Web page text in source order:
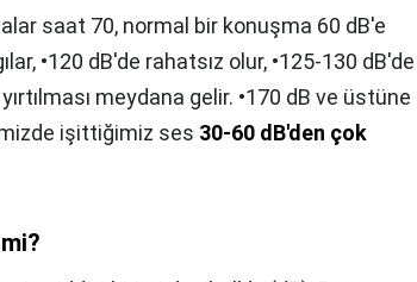
saat 70, normal bir konuşma 60 dB'e
•120 dB'de rahatsız olur, •125-130 dB'de
meydana gelir. •170 dB ve üstüne
işittiğimiz ses 30-60 dB'den çok